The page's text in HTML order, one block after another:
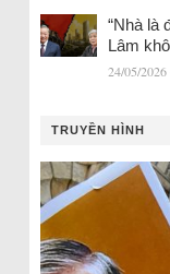
“Nhà là
Lâm
24/05/2026
TRUYỀN HÌNH